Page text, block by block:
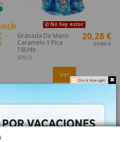
star_border No hay estoc
Granada De Mano
Caramelo Y Pica
18Uds
67912
20,28 €
21,80 €
Ver
¡Disponible sólo en Internet!
Do not show again.